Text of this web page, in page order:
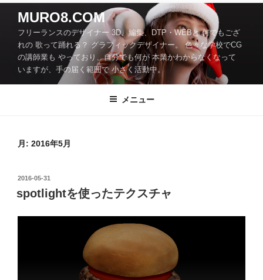
コ
MURO8.COM
フリーランスのデザイナー 3D、編集、DTP・WEBと 何でもござ
れの 歌って踊れる？ グラフィックデザイナー。 色々な学校でCG
の講師業も やっており、自分でも何が 本業かわからなくなって
いますが、手の届く範囲で 小さく活動中。
メニュー
月: 2016年5月
投
日:
2016-05-31
spotlightを使ったテクスチャ